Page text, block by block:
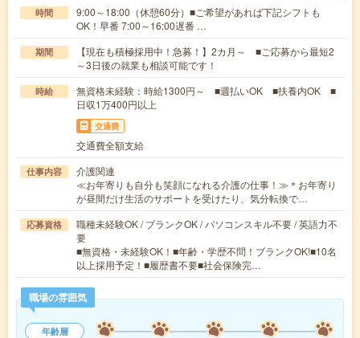
時間
9:00～18:00（休憩60分）■ご希望があれば下記シフトも
OK！早番 7:00～16:00遅番 …
期間
【現在も積極採用中！急募！】2カ月～ ■ご応募から最短2
～3日後の就業も相談可能です！
時給
無資格未経験：時給1300円～ ■週払いOK ■扶養内OK ■
日収1万400円以上
交通費
交通費全額支給
仕事内容
介護関連
≪お年寄りも自分も笑顔になれる介護の仕事！≫＊お年寄り
が昼間だけ生活のサポートを受けたり、気分転換で…
応募資格
職種未経験OK / ブランクOK / パソコンスキル不要 / 英語力不
要
■無資格・未経験OK！■年齢・学歴不問！ブランクOK!■10名
以上採用予定！■履歴書不要■社会保険完…
職場の雰囲気
年齢層